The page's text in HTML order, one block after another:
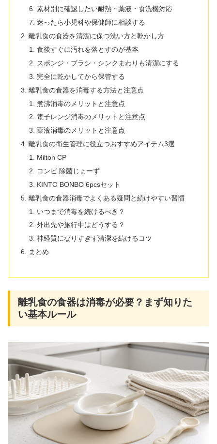
素材別に確認したい耐熱・薬液・食洗機対応
迷ったら小児科や保健師に相談する
離乳食の食器を清潔に保つ洗い方と乾かし方
食後すぐに汚れを落とすのが基本
スポンジ・ブラシ・シンクまわりも清潔にする
完全に乾かしてから保管する
離乳食の食器を消毒する方法と注意点
煮沸消毒のメリットと注意点
電子レンジ消毒のメリットと注意点
薬液消毒のメリットと注意点
離乳食の衛生管理に役立つおすすめアイテム3選
Milton CP
コンビ 除菌じょーず
KINTO BONBO 6pcsセット
離乳食の食器消毒でよくある疑問と続けやすい習慣
いつまで消毒を続けるべき？
外出先や旅行中はどうする？
神経質になりすぎず清潔を続けるコツ
まとめ
離乳食の食器は消毒が必要？まず知りた
い基本ルール